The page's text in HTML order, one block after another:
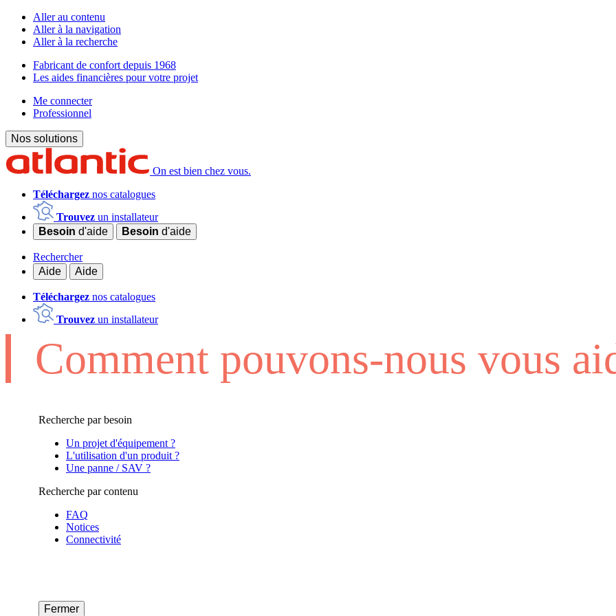
Aller au contenu
Aller à la navigation
Aller à la recherche
Fabricant de confort depuis 1968
Les aides financières pour votre projet
Me connecter
Professionnel
Nos solutions
On est bien chez vous.
Téléchargez nos catalogues
Trouvez un installateur
Besoin d'aide Besoin d'aide
Rechercher
Aide
Aide
Téléchargez nos catalogues
Trouvez un installateur
Comment pouvons-nous vous
Recherche par besoin
Un projet d'équipement ?
L'utilisation d'un produit ?
Une panne / SAV ?
Recherche par contenu
FAQ
Notices
Connectivité
Fermer